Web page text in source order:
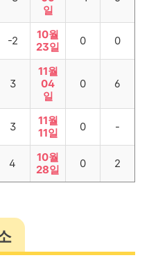
일
-2
10월
23일
0 0
3
11월
04
일
0 6
3
11월
11일
0 -
4
10월
28일
0 2